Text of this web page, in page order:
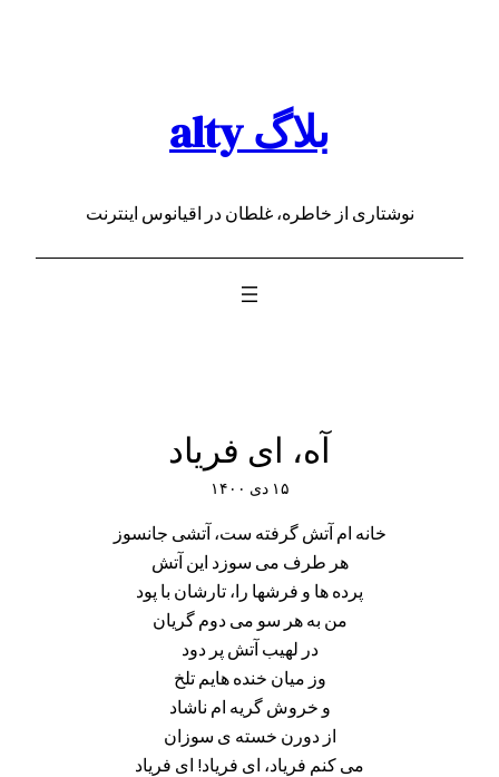
بلاگ alty
نوشتاری از خاطره، غلطان در اقیانوس اینترنت
آه، ای فریاد
۱۵ دی ۱۴۰۰
خانه ام آتش گرفته ست، آتشی جانسوز
هر طرف می سوزد این آتش
پرده ها و فرشها را، تارشان با پود
من به هر سو می دوم گریان
در لهیب آتش پر دود
وز میان خنده هایم تلخ
و خروش گریه ام ناشاد
از دورن خسته ی سوزان
می کنم فریاد، ای فریاد! ای فریاد